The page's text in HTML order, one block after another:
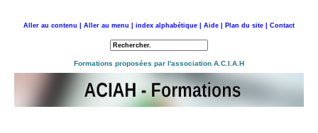
Aller au contenu | Aller au menu | index alphabétique | Aide | Plan du site | Contact
Formations proposées par l'association A.C.I.A.H